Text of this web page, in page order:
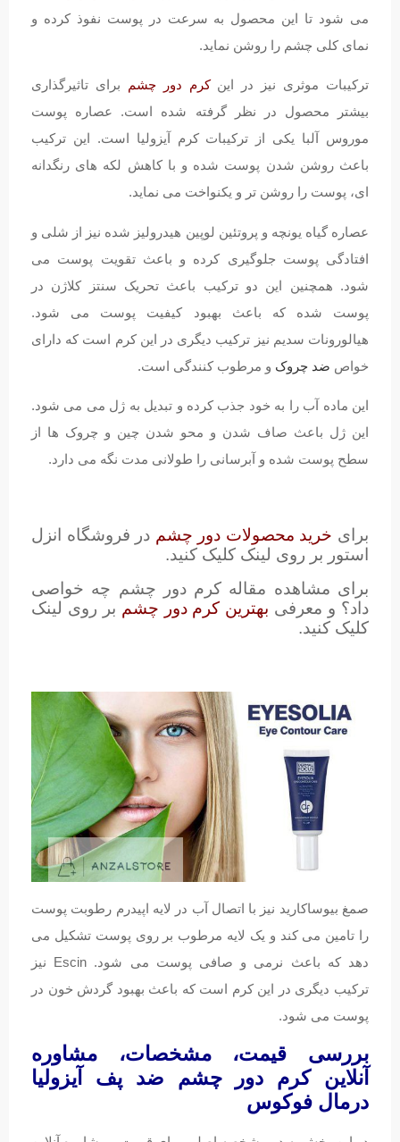
می شود تا این محصول به سرعت در پوست نفوذ کرده و
نمای کلی چشم را روشن نماید.
ترکیبات موثری نیز در اینکرم دور چشم
برای تاثیرگذاری
بیشتر محصول در نظر گرفته شده است. عصاره پوست
موروس آلبا یکی از ترکیبات کرم آیزولیا است. این ترکیب
باعث روشن شدن پوست شده و با کاهش لکه های رنگدانه
ای، پوست را روشن تر و یکنواخت می نماید.
عصاره گیاه یونچه و پروتئین لوپین هیدرولیز شده نیز از شلی و
افتادگی پوست جلوگیری کرده و باعث تقویت پوست می
شود. همچنین این دو ترکیب باعث تحریک سنتز کلاژن در
پوست شده که باعث بهبود کیفیت پوست می شود.
هیالورونات سدیم نیز ترکیب دیگری در این کرم است که دارای
خواص ضد چروک و مرطوب کنندگی است.
این ماده آب را به خود جذب کرده و تبدیل به ژل می می شود.
این ژل باعث صاف شدن و محو شدن چین و چروک ها از
سطح پوست شده و آبرسانی را طولانی مدت نگه می دارد.
برای خرید محصولات دور چشم در فروشگاه انزل
استور بر روی لینک کلیک کنید.
برای مشاهده مقاله کرم دور چشم چه خواصی
داد؟ و معرفی بهترین کرم دور چشم بر روی لینک
کلیک کنید.
صمغ بیوساکارید نیز با اتصال آب در لایه اپیدرم رطوبت پوست
را تامین می کند و یک لایه مرطوب بر روی پوست تشکیل می
دهد که باعث نرمی و صافی پوست می شود. Escin نیز
ترکیب دیگری در این کرم است که باعث بهبود گردش خون در
پوست می شود.
بررسی قیمت، مشخصات، مشاوره
آنلاین کرم دور چشم ضد پف آیزولیا
درمال فوکوس